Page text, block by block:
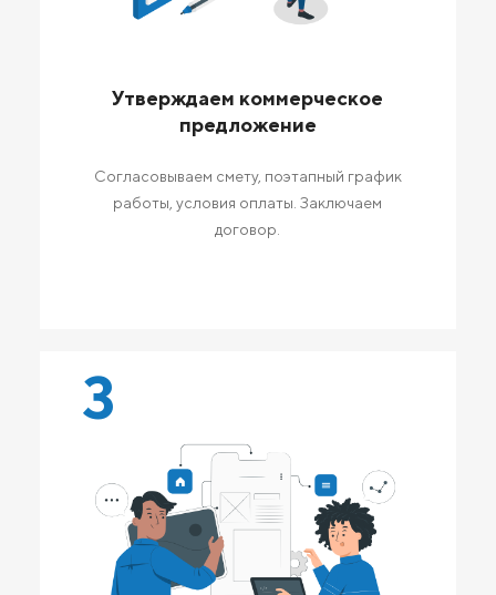
Утверждаем коммерческое
предложение
Согласовываем смету, поэтапный график
работы, условия оплаты. Заключаем
договор.
3